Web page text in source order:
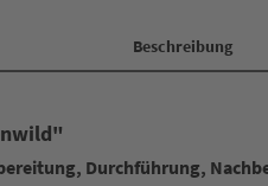
Beschreibung
Durchführung,